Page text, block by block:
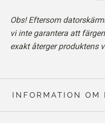
Obs! Eftersom
vi inte garantera att
exakt återger produktens
INFORMATION OM